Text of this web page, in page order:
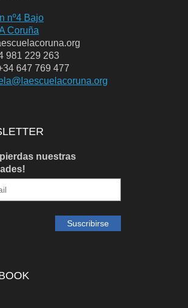
nº4 Bajo
Coruña
981 229 263
647 769 477
pierdas nuestras